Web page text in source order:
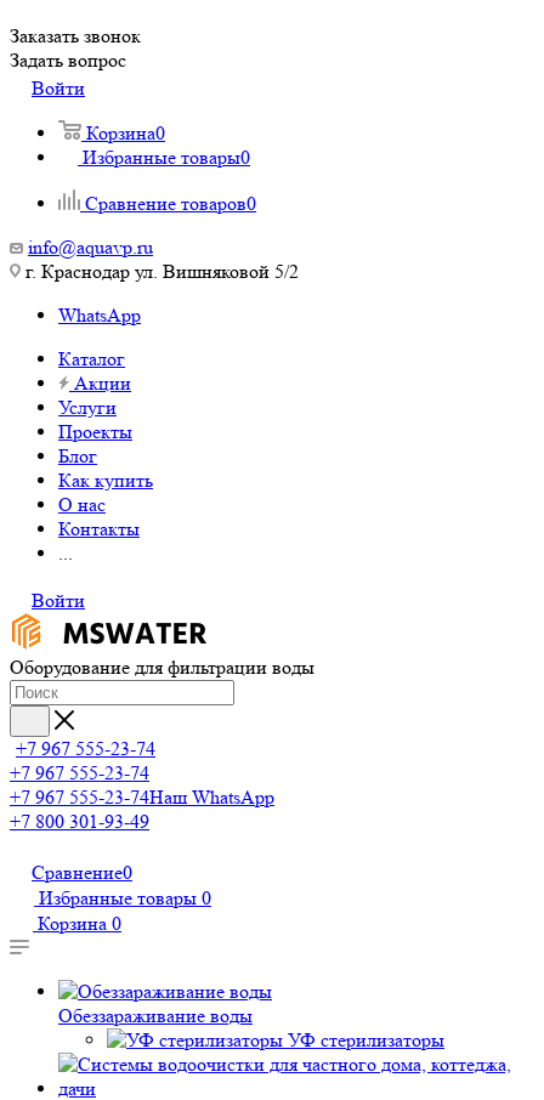
Заказать звонок
Задать вопрос
Войти
Корзина0
Избранные товары0
Сравнение товаров0
info@aquavp.ru
г. Краснодар ул. Вишняковой 5/2
WhatsApp
Каталог
Акции
Услуги
Проекты
Блог
Как купить
О нас
Контакты
...
Войти
Оборудование для фильтрации воды
+7 967 555-23-74
+7 967 555-23-74
+7 967 555-23-74Наш WhatsApp
+7 800 301-93-49
Сравнение0
Избранные товары 0
Корзина 0
Обеззараживание воды
УФ стерилизаторы